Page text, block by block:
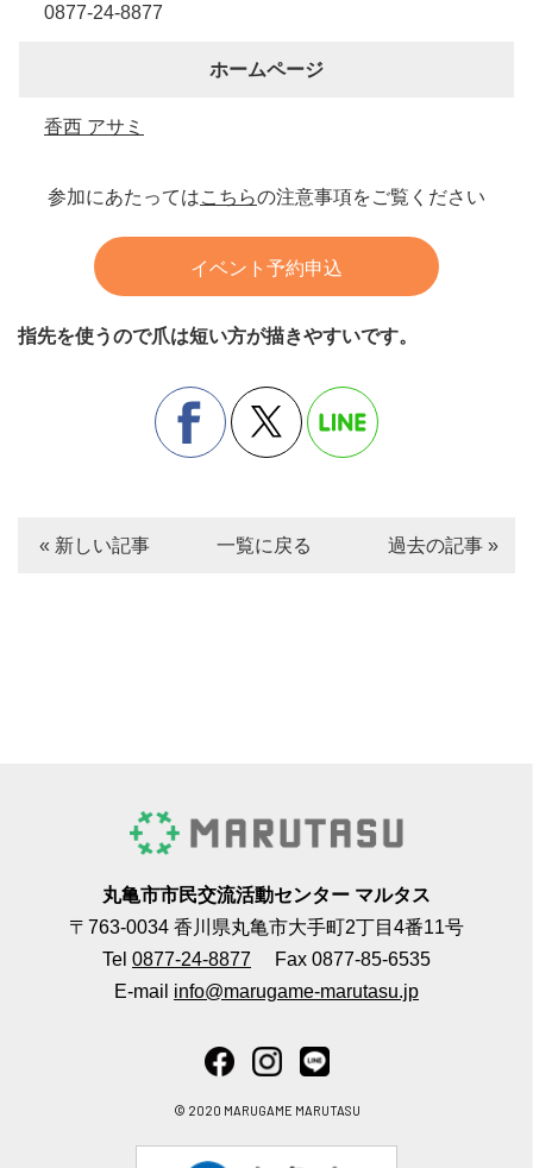
0877-24-8877
ホームページ
香西 アサミ
参加にあたってはこちらの注意事項をご覧ください
イベント予約申込
指先を使うので爪は短い方が描きやすいです。
« 新しい記事 一覧に戻る 過去の記事 »
丸亀市市民交流活動センター マルタス
〒763-0034 香川県丸亀市大手町2丁目4番11号
Tel 0877-24-8877
Fax 0877-85-6535
E-mail info@marugame-marutasu.jp
© 2020 MARUGAME MARUTASU